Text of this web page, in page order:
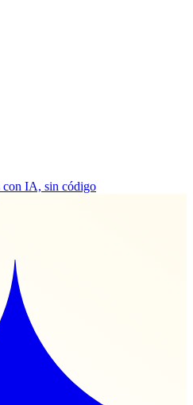
con IA, sin código